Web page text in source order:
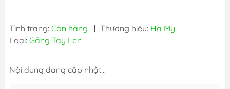
Tình trạng: Còn hàng | Thương hiệu: Hà My
Loại: Găng Tay Len
Nội dung đang cập nhật...